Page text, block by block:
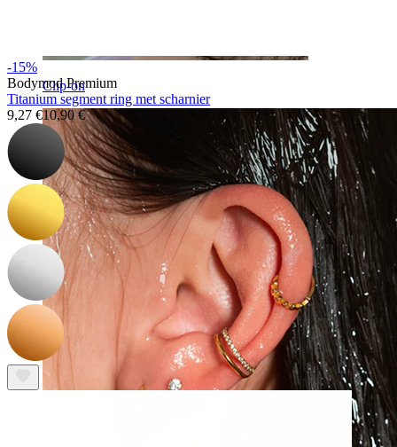
Clip-on
-15%
Bodymod Premium
Titanium segment ring met scharnier
9,27 €10,90 €